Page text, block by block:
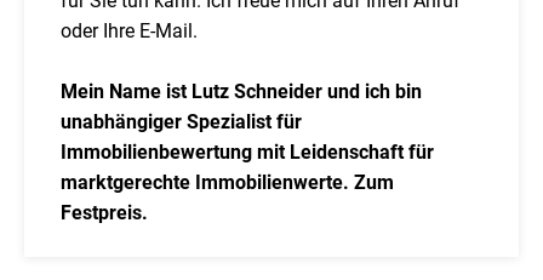
oder Ihre E-Mail.
Mein Name ist Lutz Schneider und ich bin
unabhängiger Spezialist für
Immobilienbewertung mit Leidenschaft für
marktgerechte Immobilienwerte. Zum
Festpreis.